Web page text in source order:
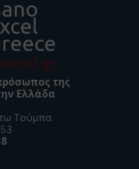
της
Ελλάδα
Τούμπα